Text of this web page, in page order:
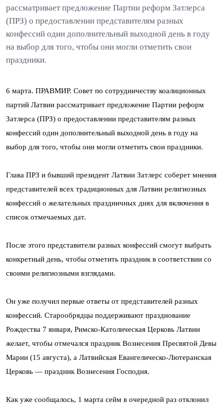
рассматривает предложение Партии реформ Затлерса
(ПРЗ) о предоставлении представителям разных
конфессий один дополнительный выходной день в году
на выбор для того, чтобы они могли отметить свои
праздники.
6 марта. ПРАВМИР. Совет по сотрудничеству коалиционных
партий Латвии рассматривает предложение Партии реформ
Затлерса (ПРЗ) о предоставлении представителям разных
конфессий один дополнительный выходной день в году на
выбор для того, чтобы они могли отметить свои праздники.
Глава ПРЗ и бывший президент Латвии Затлерс соберет мнения
представителей всех традиционных для Латвии религиозных
конфессий о желательных праздничных днях для включения в
список отмечаемых дат.
После этого представители разных конфессий смогут выбрать
конкретный день, чтобы отметить праздник в соответствии со
своими религиозными взглядами.
Он уже получил первые ответы от представителей разных
конфессий. Старообрядцы поддерживают празднование
Рождества 7 января, Римско-Католическая Церковь Латвии
желает, чтобы отмечался праздник Вознесения Пресвятой Девы
Марии (15 августа), а Латвийская Евангелическо-Лютеранская
Церковь — праздник Вознесения Господня.
Как уже сообщалось, 1 марта сейм в очередной раз отклонил